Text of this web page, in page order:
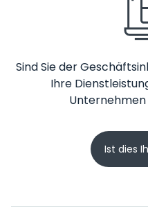
Sind Sie der
Ihre
Ist dies